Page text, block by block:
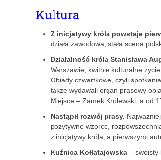
Kultura
Z inicjatywy króla powstaje
działa zawodowa, stała scena
Działalność króla Stanisława
Warszawie, kwitnie kulturalne życie
Obiady czwartkowe, czyli
także wydawali organ prasowy
Miejsce – Zamek Królewski, a od
Nastąpił rozwój prasy.
pozytywne wzorce,
z inicjatywy króla, a pierwszymi
Kuźnica Kołłątajowska – swoisty